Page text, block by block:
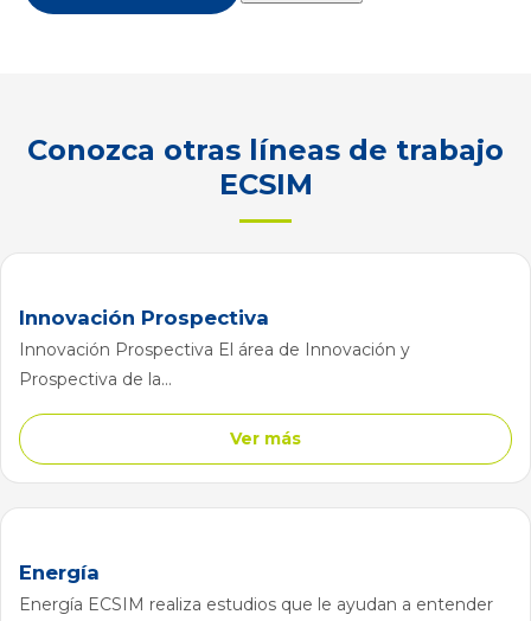
Conozca otras líneas de trabajo
ECSIM
Innovación Prospectiva
Innovación Prospectiva El área de Innovación y
Prospectiva de la...
Ver más
Energía
Energía ECSIM realiza estudios que le ayudan a entender